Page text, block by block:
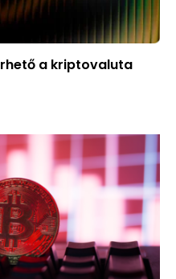
a kriptovaluta